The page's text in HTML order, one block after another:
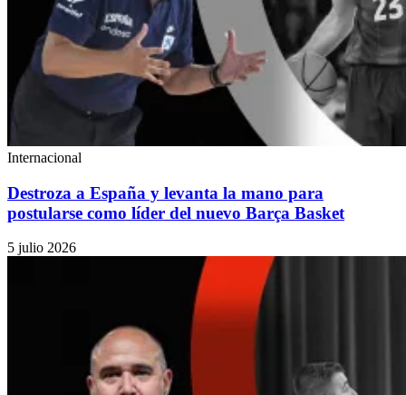
Internacional
Destroza a España y levanta la mano para
postularse como líder del nuevo Barça Basket
5 julio 2026